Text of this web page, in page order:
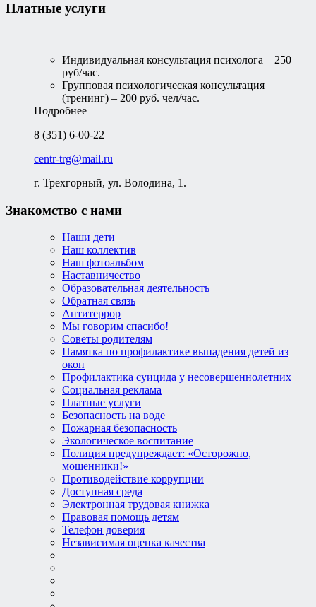
Платные услуги
Индивидуальная консультация психолога – 250
руб/час.
Групповая психологическая консультация
(тренинг) – 200 руб. чел/час.
Подробнее
8 (351) 6-00-22
centr-trg@mail.ru
г. Трехгорный, ул. Володина, 1.
Знакомство с нами
Наши дети
Наш коллектив
Наш фотоальбом
Наставничество
Образовательная деятельность
Обратная связь
Антитеррор
Мы говорим спасибо!
Советы родителям
Памятка по профилактике выпадения детей из
окон
Профилактика суицида у несовершеннолетних
Социальная реклама
Платные услуги
Безопасность на воде
Пожарная безопасность
Экологическое воспитание
Полиция предупреждает: «Осторожно,
мошенники!»
Противодействие коррупции
Доступная среда
Электронная трудовая книжка
Правовая помощь детям
Телефон доверия
Независимая оценка качества